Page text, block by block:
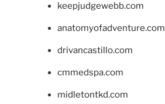
keepjudgewebb.com
anatomyofadventure.com
drivancastillo.com
cmmedspa.com
midletontkd.com